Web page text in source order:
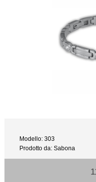
Modello: 303
Prodotto da: Sabona